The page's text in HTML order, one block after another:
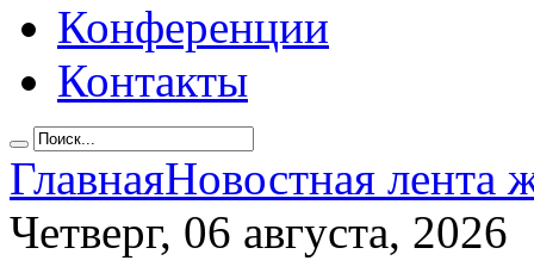
Конференции
Контакты
ГлавнаяНовостная лента
Четверг, 06 августа, 2026